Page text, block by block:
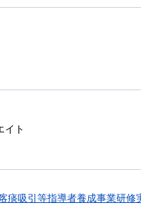
イト
痰吸引等指導者養成事業研修